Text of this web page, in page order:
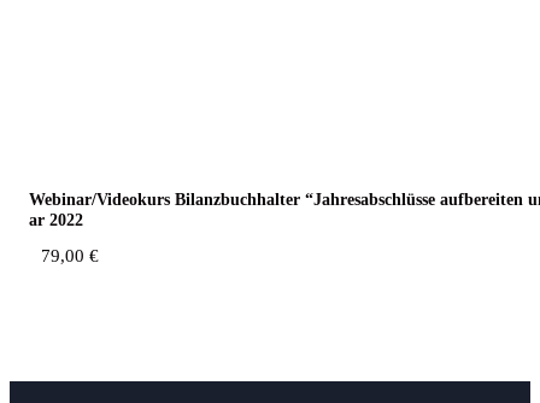
Webinar/Videokurs Bilanz­buch­hal­ter “Jah­res­ab­schlüs­se
ar 2022
79,00 €